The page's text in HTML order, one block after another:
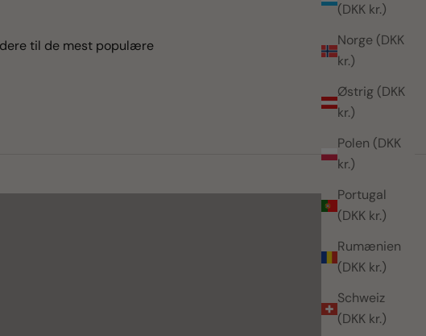
(DKK kr.)
Norge (DKK
kr.)
Østrig (DKK
kr.)
Polen (DKK
kr.)
Portugal
(DKK kr.)
Rumænien
(DKK kr.)
Schweiz
(DKK kr.)
til de mest populære